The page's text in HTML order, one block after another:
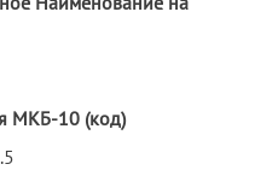
МКБ-10 (код)